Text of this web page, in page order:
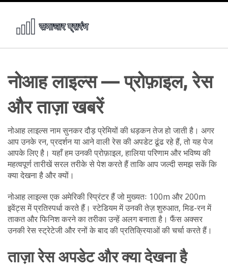
नोआह लाइल्स — प्रोफ़ाइल, रेस
और ताज़ा खबरें
नोआह लाइल्स नाम सुनकर दौड़ प्रेमियों की धड़कन तेज हो जाती है। अगर
आप उनके रन, प्रदर्शन या आने वाली रेस की अपडेट ढूंढ रहे हैं, तो यह पेज
आपके लिए है। यहाँ हम उनकी प्रोफ़ाइल, हालिया परिणाम और भविष्य की
महत्वपूर्ण तारीखें सरल तरीके से पेश करते हैं ताकि आप जल्दी समझ सकें कि
क्या देखना है और क्यों।
नोआह लाइल्स एक अमेरिकी स्प्रिंटर हैं जो मुख्यतः 100m और 200m
इवेंट्स में प्रतिस्पर्धा करते हैं। स्टेडियम में उनकी तेज़ शुरुआत, मिड-रन में
ताकत और फिनिश करने का तरीका उन्हें अलग बनाता है। फैंस अक्सर
उनकी रेस स्ट्रेटेजी और रनों के बाद की प्रतिक्रियाओं की चर्चा करते हैं।
ताज़ा रेस अपडेट और क्या देखना है